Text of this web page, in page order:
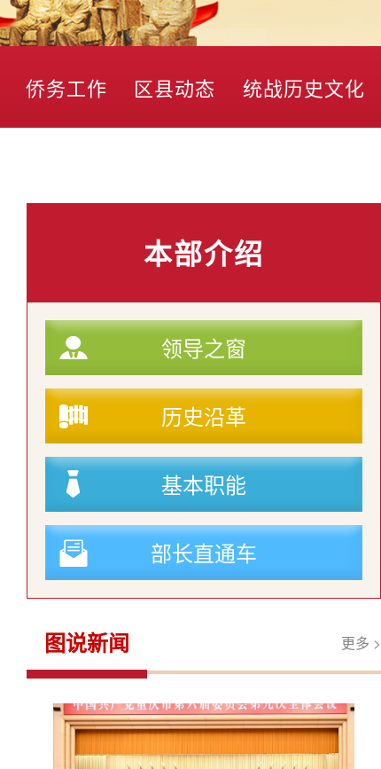
侨务工作 区县动态 统战历史文化
本部介绍
领导之窗
历史沿革
基本职能
部长直通车
图说新闻 更多 >